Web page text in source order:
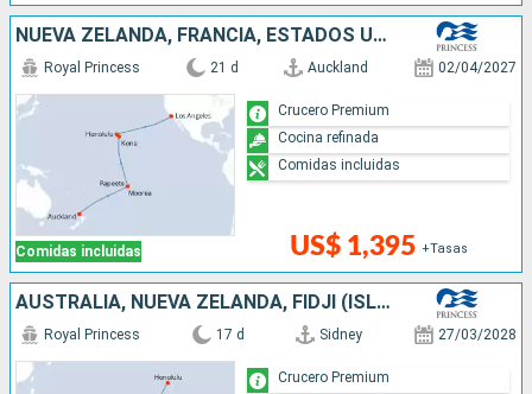
NUEVA ZELANDA, FRANCIA, ESTADOS UNIDOS
Comidas incluidas
Royal Princess 21 d Auckland 02/04/2027
US$ 1,395 +Tasas
Crucero Premium
Cocina refinada
Comidas incluidas
AUSTRALIA, NUEVA ZELANDA, FIDJI (ISLAS), SAMOA, ESTADOS UNIDOS
Royal Princess 17 d Sidney 27/03/2028
Crucero Premium